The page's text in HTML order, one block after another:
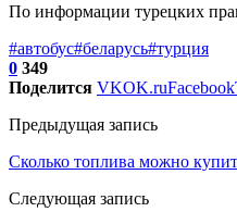
По информации турецких
#автобус#беларусь#турция
0 349
Поделится VKOK.ruFacebook
Предыдущая запись
Сколько топлива можно
Следующая запись